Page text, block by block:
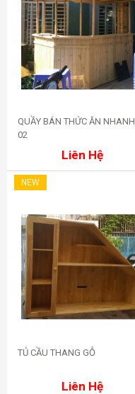
QUẦY BÁN THỨC ĂN NHANH
02
Liên Hệ
NEW
TỦ CẦU THANG GỖ
Liên Hệ